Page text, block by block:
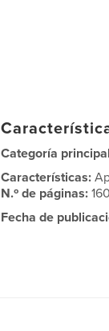
Categoría
Características:
N.º de páginas:160
Fecha de